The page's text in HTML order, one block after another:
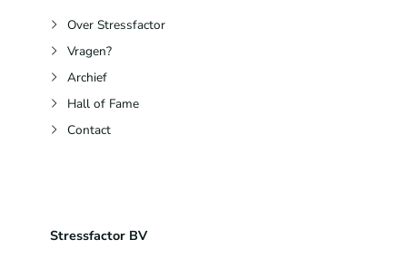
Over Stressfactor
Vragen?
Archief
Hall of Fame
Contact
Stressfactor BV